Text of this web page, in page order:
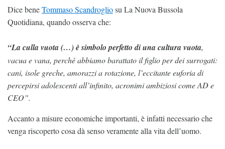
Dice beneTommaso Scandrogliosu La Nuova Bussola
Quotidiana, quando osserva che:
“La culla vuota (…) è simbolo perfetto di una cultura vuota,
vacua e vana, perché abbiamo barattato il figlio per dei surrogati:
cani, isole greche, amorazzi a rotazione, l’eccitante euforia di
percepirsi adolescenti all’infinito, acronimi ambiziosi come AD e
CEO”.
Accanto a misure economiche importanti, è infatti necessario che
venga riscoperto cosa dà senso veramente alla vita dell’uomo.